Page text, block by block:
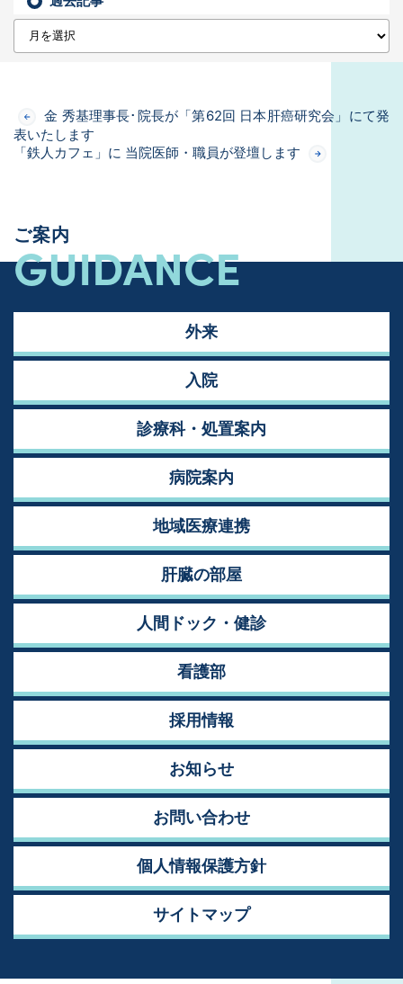
金 秀基理事長･院長が「第62回 日本肝癌研究会」にて発
表いたします
「鉄人カフェ」に 当院医師・職員が登壇します
ご案内
GUIDANCE
外来
入院
診療科・処置案内
病院案内
地域医療連携
肝臓の部屋
人間ドック・健診
看護部
採用情報
お知らせ
お問い合わせ
個人情報保護方針
サイトマップ